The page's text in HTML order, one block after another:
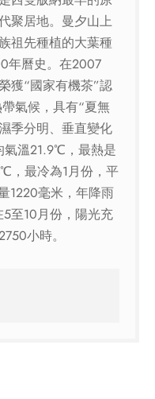
聚居地。曼夕山上
祖先種植的大葉種
年曆史。在2007
獲“國家有機茶”認
氣候，具有“夏無
季分明、垂直變化
氣溫21.9℃，最熱是
，最冷為1月份，平
1220毫米，年降雨
5至10月份，陽光充
小時。